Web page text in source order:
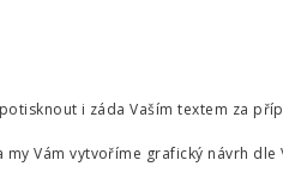
i záda Vaším textem za
Vám vytvoříme grafický návrh dle